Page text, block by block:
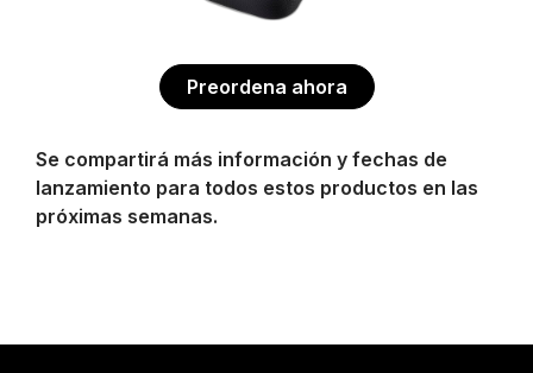
Preordena ahora
Se compartirá más información y fechas de
lanzamiento para todos estos productos en las
próximas semanas.